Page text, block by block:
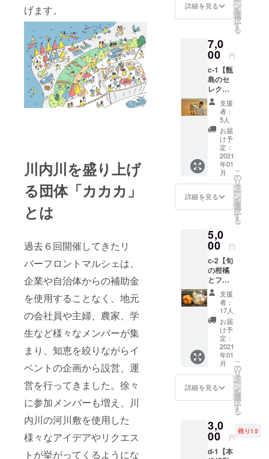
げます。
川内川を盛り上げ
る団体「カカカ」
とは
過去６回開催してきたリ
バーフロントマルシェは、
企業や自治体からの補助金
を使用することなく、地元
の会社員や主婦、農家、学
生など様々なメンバーが集
まり、知恵を絞りながらイ
ベントの企画から設営、運
営を行ってきました。徐々
に参加メンバーも増え、川
内川の河川敷を使用した
様々なアイデアやリクエス
トが挙がってくるようにな
ク・ブ
ルーグ
リー・
フォー
クを中
心に子
供から
大人ま
で聴き
やす
く、優
しく、
踊れる
音楽を
演奏し
ます。
「わか
う」 鹿
児島県
身。
1984年
6月8日
生ま
れ。双
子座 A
型 猫
背・高
所恐怖
症・焼
酎 深夜
ラジオ
好き 鹿
児島在
住
ジシャ
ン 手描
ツ屋
NECOZ
E
WORK
変嬉し
トは
2021年
4月以降
にご使
用にな
れま
す。 *開
催は川
内川河
川敷を
予定し
ており
ます。
近くに
シャ
更衣室
がござ
入後、
運営よ
りお礼
のメー
ル及び
体験さ
れる際
にの必
要な服
装や注
意事項
に関す
るメー
ルをさ
せてい
ます。 *
体験日
1ヶ月前
から予
約可能
に、ど
乗せ支
援』を
するこ
とがで
きま
す。 ご
都合許
す場合
は、リ
ターン
の額に
上乗せ
して、
ご支援
頂けま
すと大
変嬉し
トは
2021年
4月以降
にご使
用にな
れま
す。 *開
催は川
内川河
川敷を
予定し
ており
ます。
近くに
シャ
更衣室
がござ
入後、
運営よ
りお礼
のメー
ウナ好
きの皆
様、お
しまし
た！ な
んと川
内川で1
日限定
のテン
トサウ
ナ体験
ができ
ます！
薪が燃
える音
を聞き
ながら
徐々に
温度を
上げて
サウナ
ストー
ンにか
けたア
ロマ水
が蒸発
する
音、蒸
気とア
ロマの
香りに
包まれ
る気持
ちよ
さ、火
を囲ん
でのお
気づい
たら噴
き出て
いる
詳細を見る ン
を
選
択
す
る
7,0
00 円
c-1【甑
島のセ
レクト
商品】
東シナ
海の小
さな島
ブラン
ド株式
会社の
ヤマシ
タケン
タ氏が
セレク
トした
甑島の
め商品
を直送
いたし
ます！
≪セッ
ト内容
≫ ◆島
旅珈琲
ドリッ
プパッ
ク3袋
◆大豆
バター1
個 ◆ア
ロエの
木立甘
酢1本
小さな
島ブラ
ンド株
式会
支援
者：
5人
お届
け予
定：
2021
年01
月
詳細を見る
こ
の
リ
タ
ー
ン
を
選
択
す
る
5,0
00 円
c-2【旬
の柑橘
とフ
ルーツ
加工品
の詰め
合わせ
セッ
ト】 薩
摩川内
の生産
者と消
費者の
想いを
丁寧に
繋ぐ
さまと
くだも
の」様
より 旬
支援
者：
17人
お届
け予
定：
2021
年01
月
詳細を見る
こ
の
リ
タ
ー
ン
を
選
択
す
る
3,0
00 円
残り15
d-1【本